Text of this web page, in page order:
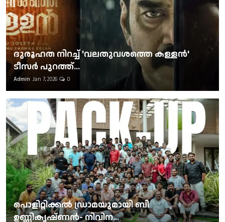
ദുരൂഹത നിറച്ച് 'വലതുവശത്തെ കള്ളന്‍'
ടീസര്‍ പുറത്ത്...
Admin Jan 7, 2026 0
പൊളിറ്റിക്കല്‍ ഡ്രാമയുമായി ബി
ഉണ്ണികൃഷ്ണന്‍- നിവിന...